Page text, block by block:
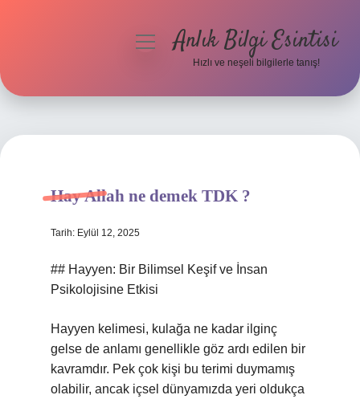
Hakkımızda
menüyüAnlık Bilgi Esintisi
Hızlı ve neşeli bilgilerle tanış!
Hay Allah ne demek TDK ?
Tarih: Eylül 12, 2025
## Hayyen: Bir Bilimsel Keşif ve İnsan
Psikolojisine Etkisi
Hayyen kelimesi, kulağa ne kadar ilginç
gelse de anlamı genellikle göz ardı edilen bir
kavramdır. Pek çok kişi bu terimi duymamış
olabilir, ancak içsel dünyamızda yeri oldukça